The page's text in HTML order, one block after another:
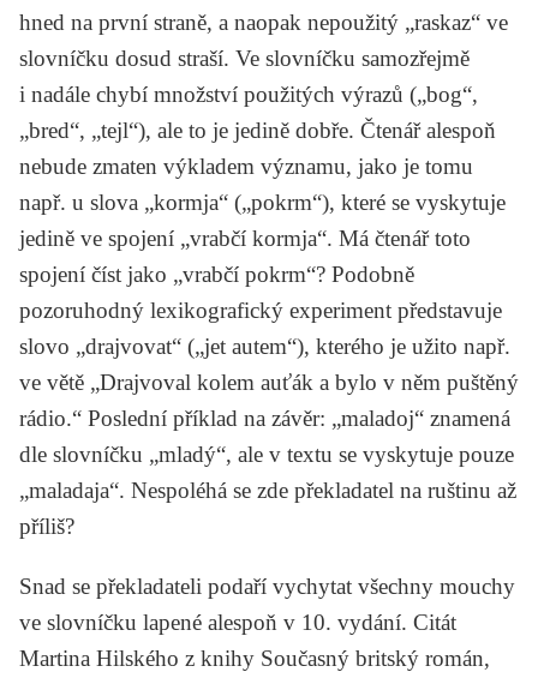
hned na první straně, a naopak nepoužitý „raskaz“ ve
slovníčku dosud straší. Ve slovníčku samozřejmě
i nadále chybí množství použitých výrazů („bog“,
„bred“, „tejl“), ale to je jedině dobře. Čtenář alespoň
nebude zmaten výkladem významu, jako je tomu
např. u slova „kormja“ („pokrm“), které se vyskytuje
jedině ve spojení „vrabčí kormja“. Má čtenář toto
spojení číst jako „vrabčí pokrm“? Podobně
pozoruhodný lexikografický experiment představuje
slovo „drajvovat“ („jet autem“), kterého je užito např.
ve větě „Drajvoval kolem auťák a bylo v něm puštěný
rádio.“ Poslední příklad na závěr: „maladoj“ znamená
dle slovníčku „mladý“, ale v textu se vyskytuje pouze
„maladaja“. Nespoléhá se zde překladatel na ruštinu až
příliš?
Snad se překladateli podaří vychytat všechny mouchy
ve slovníčku lapené alespoň v 10. vydání. Citát
Martina Hilského z knihy Současný britský román,